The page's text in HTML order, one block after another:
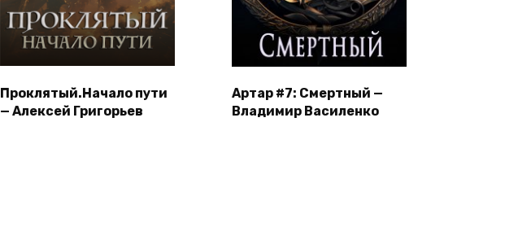
Проклятый.Начало пути
— Алексей Григорьев
Артар #7: Смертный —
Владимир Василенко